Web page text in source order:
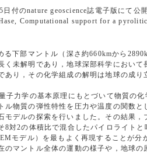
付のnature geoscience誌電子版にて公
Computational support for a
下部マントル（深さ約660kmから
く未解明であり，地球深部科学におい
あり，その化学組成の解明は地球の成
子力学の基本原理にもとづいて物質の
ル物質の弾性特性を圧力や温度の関数
モデルの探索を行いました。その結果
8対2の体積比で混合したパイロライト
モデル）を最もよく再現することが分
マントル全体の運動の様子や，地球